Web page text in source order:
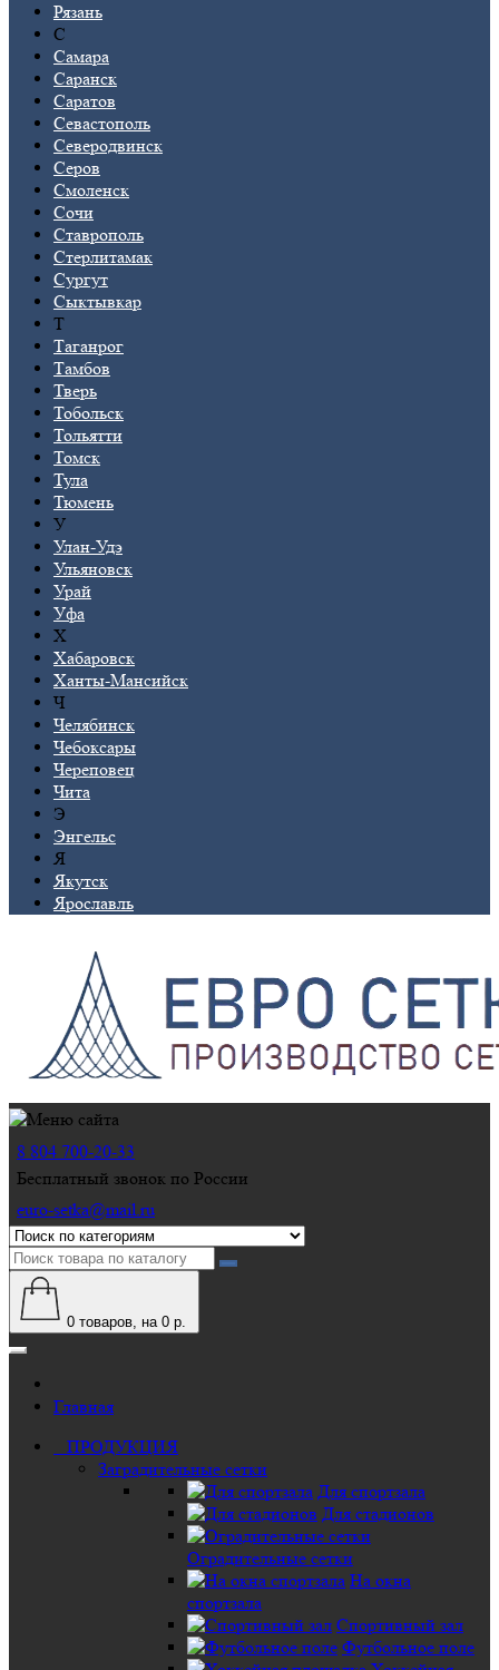
Рязань
С
Самара
Саранск
Саратов
Севастополь
Северодвинск
Серов
Смоленск
Сочи
Ставрополь
Стерлитамак
Сургут
Сыктывкар
Т
Таганрог
Тамбов
Тверь
Тобольск
Тольятти
Томск
Тула
Тюмень
У
Улан-Удэ
Ульяновск
Урай
Уфа
Х
Хабаровск
Ханты-Мансийск
Ч
Челябинск
Чебоксары
Череповец
Чита
Э
Энгельс
Я
Якутск
Ярославль
8 804 700-20-33
Бесплатный звонок по России
euro-setka@mail.ru
0 товаров, на 0 р.
Главная
ПРОДУКЦИЯ
Заградительные сетки
Для спортзала
Для стадионов
Оградительные сетки
На окна
спортзала
Спортивный зал
Футбольное поле